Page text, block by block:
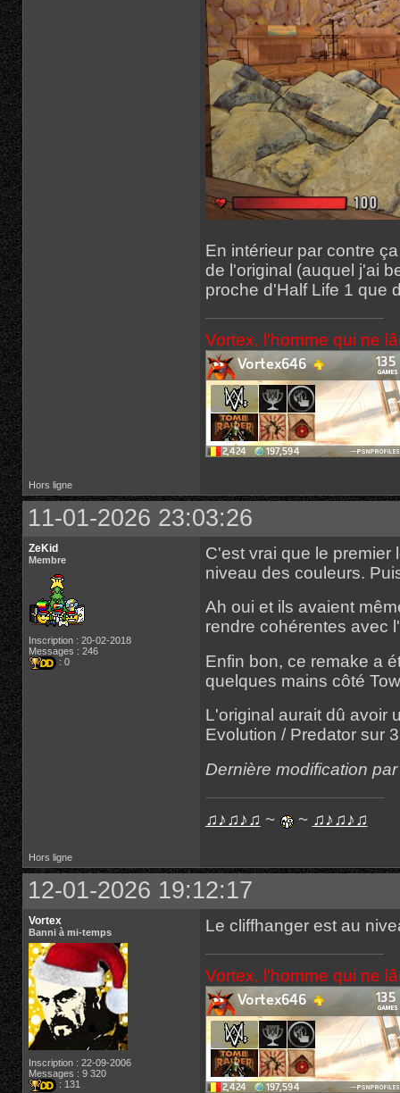
En intérieur par contre
de l'original (auquel j'ai
proche d'Half Life 1 que
Vortex, l'homme qui ne
Hors ligne
11-01-2026 23:03:26
ZeKid
Membre
Inscription : 20-02-2018
Messages : 246
: 0
C'est vrai que le premier
niveau des couleurs.
Ah oui et ils avaient
rendre cohérentes avec
Enfin bon, ce remake a
quelques mains côté
L'original aurait dû avoir
Evolution / Predator sur
Dernière modification
♫♪♫♪♫ ~ ~ ♫♪♫♪♫
Hors ligne
12-01-2026 19:12:17
Vortex
Banni à mi-temps
Inscription : 22-09-2006
Messages : 9 320
: 131
Le cliffhanger est au
Vortex, l'homme qui ne